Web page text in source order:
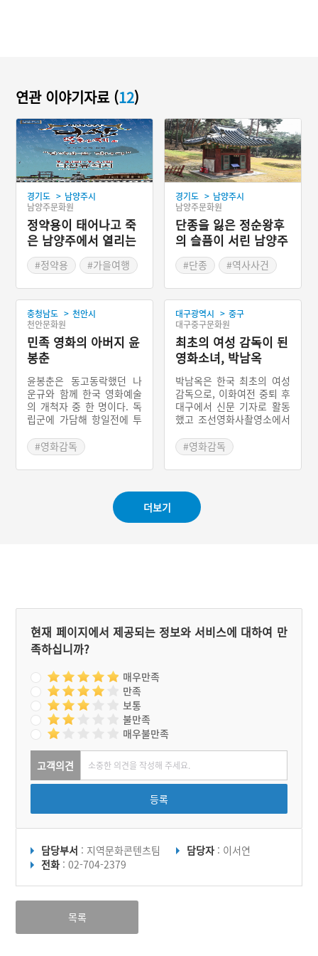
연관 이야기자료 (12)
경기도 > 남양주시
남양주문화원
정약용이 태어나고 죽
은 남양주에서 열리는
다산문화제
#정약용
#가을여행
경기도 > 남양주시
남양주문화원
단종을 잃은 정순왕후
의 슬픔이 서린 남양주
사릉리
#단종
#역사사건
충청남도 > 천안시
천안문화원
민족 영화의 아버지 윤
봉춘
윤봉춘은 동고동락했던 나
운규와 함께 한국 영화예술
의 개척자 중 한 명이다. 독
립군에 가담해 항일전에 투
차례 옥고를 치른 후 민족주
의 성향이 강한 영화를 제작
해 항일민족의식 고취에 힘
작품을 제작했다. 1935년부
터 1937년까지 거의 매일
일기를 작성하여 당시 한국
#영화감독
대구광역시 > 중구
대구중구문화원
최초의 여성 감독이 된
영화소녀, 박남옥
박남옥은 한국 최초의 여성
감독으로, 이화여전 중퇴 후
대구에서 신문 기자로 활동
했고 조선영화사촬영소에서
계에 발을 들였다. 전쟁 후
미망인들의 사회적 현실과
갈등을 그린 1955년 데뷔작
했으나, 딸을 등에 업고 현
장을 누비던 박남옥 감독의
모습은 후배 영화인들에게
#영화감독
더보기
현재 페이지에서 제공되는 정보와 서비스에 대하여 만
족하십니까?
매우만족
만족
보통
불만족
매우불만족
고객의견
등록
담당부서 : 지역문화콘텐츠팀 담당자 : 이서연
전화 : 02-704-2379
목록